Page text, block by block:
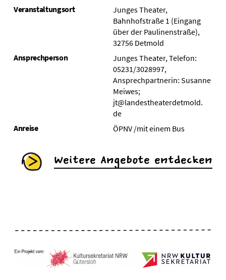
Veranstaltungsort
Junges Theater,
Bahnhofstraße 1 (Eingang
über der Paulinenstraße),
32756 Detmold
Ansprechperson
Junges Theater, Telefon:
05231/3028997,
Ansprechpartnerin: Susanne
Meiwes;
jt@landestheaterdetmold.
de
Anreise
ÖPNV /mit einem Bus
Weitere Angebote entdecken